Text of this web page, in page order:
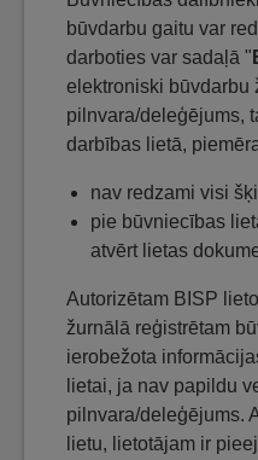
būvdarbu gaitu var
darboties var sadaļā "
elektroniski būvdarbu
pilnvara/deleģējums,
darbības lietā,
nav redzami visi
pie būvniecības
atvērt lietas
Autorizētam BISP
žurnālā reģistrētam
ierobežota
lietai, ja nav papildu
pilnvara/deleģējums.
lietu, lietotājam ir